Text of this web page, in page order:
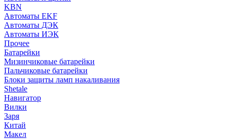
KBN
Автоматы EKF
Автоматы ДЭК
Автоматы ИЭК
Прочее
Батарейки
Мизинчиковые батарейки
Пальчиковые батарейки
Блоки защиты ламп накаливания
Shetale
Навигатор
Вилки
Заря
Китай
Макел